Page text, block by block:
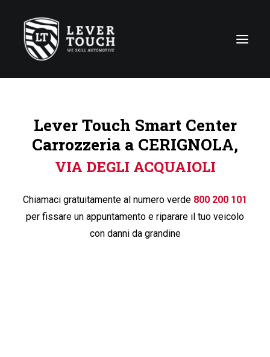
Linee di servizio
Carrozzerie
Chi siamo
News
Contattaci
Lever Touch Smart Center
Carrozzeria a CERIGNOLA,
VIA DEGLI ACQUAIOLI
Chiamaci gratuitamente al numero verde 800 200 101
per fissare un appuntamento e riparare il tuo veicolo
con danni da grandine